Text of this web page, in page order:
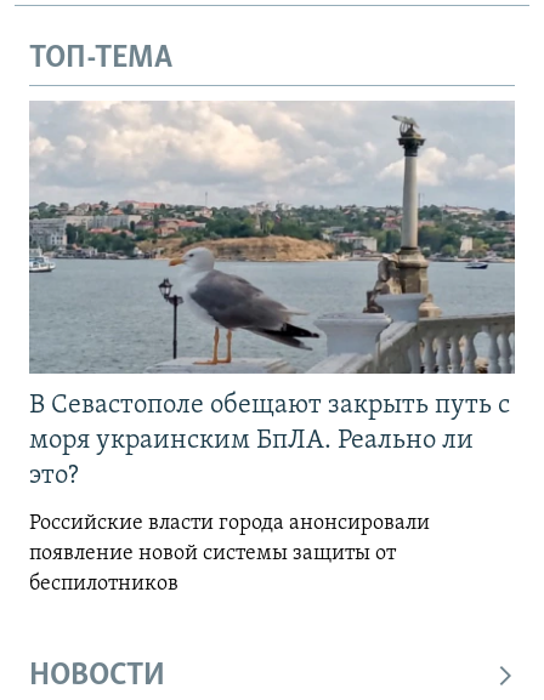
ТОП-ТЕМА
В Севастополе обещают закрыть путь с
моря украинским БпЛА. Реально ли
это?
Российские власти города анонсировали
появление новой системы защиты от
беспилотников
НОВОСТИ